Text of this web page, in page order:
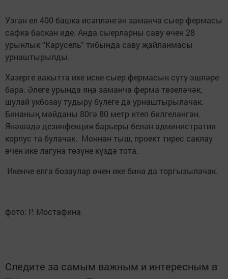
Узган ел 400 башка исәпләнгән заманча сыер фермасы
сафка баскан иде. Анда сыерларны саву өчен 28
урынлык “Карусель” тибында саву җайланмасы
урнаштырылды.
Хәзерге вакытта ике иске сыер фермасын сүтү эшләре
бара. Әлеге урында яңа заманча ферма төзеләчәк,
шулай укбозау тудыру бүлеге дә урнаштырылачак.
Бинаның мәйданы 80гә 80 метр итеп билгеләнгән.
Янәшәдә дезинфекция барьеры белән административ
корпус та булачак. Моннан тыш, проект тирес саклау
өчен ике лагуна төзүне күздә тота.
Икенче елга бозаулар өчен ике бина да торгызылачак.
фото: Р. Мостафина
Следите за самым важным и интересным в